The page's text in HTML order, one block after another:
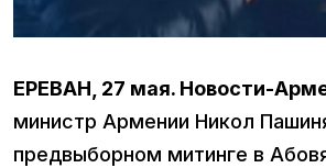
ЕРЕВАН, 27 мая. Новости-
министр Армении Никол
предвыборном митинге в